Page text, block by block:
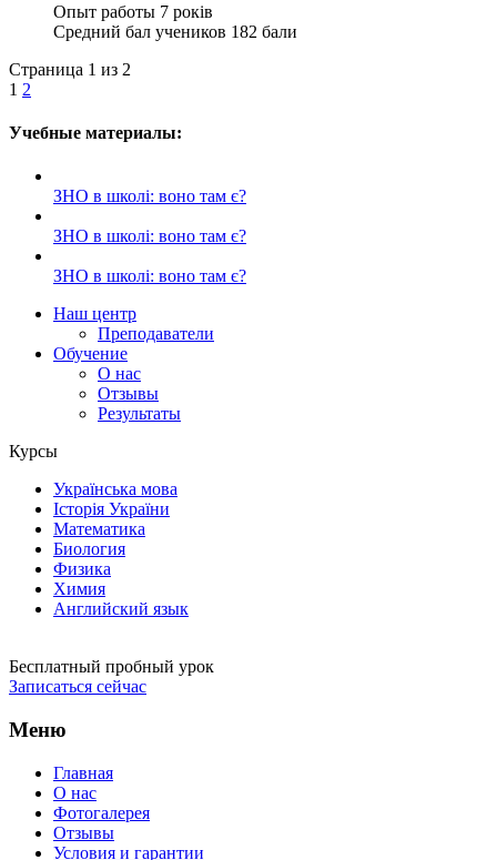
Опыт работы 7 років
Средний бал учеников 182 бали
Страница 1 из 2
1 2
Учебные материалы:
ЗНО в школі: воно там є?
ЗНО в школі: воно там є?
ЗНО в школі: воно там є?
Наш центр
Преподаватели
Обучение
О нас
Отзывы
Результаты
Курсы
Українська мова
Історія України
Математика
Биология
Физика
Химия
Английский язык
Бесплатный пробный урок
Записаться сейчас
Меню
Главная
О нас
Фотогалерея
Отзывы
Условия и гарантии